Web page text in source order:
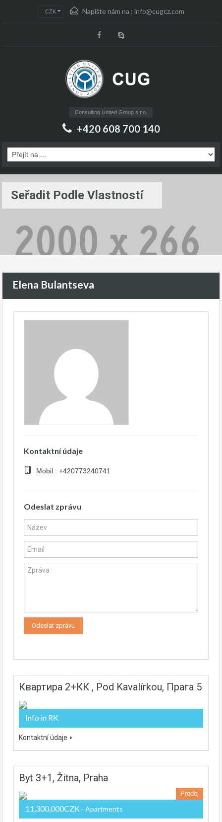
CZK Napište nám na : info@cugcz.com
Consulting United Group s.r.o.
+420 608 700 140
Seřadit Podle Vlastností
Elena Bulantseva
Kontaktní údaje
Mobil : +420773240741
Odeslat zprávu
Квартира 2+КК , Pod Kavalírkou, Прага 5
Info in RK
Kontaktní údaje
Byt 3+1, Žitna, Praha
Prodej
11,300,000CZK - Apartments